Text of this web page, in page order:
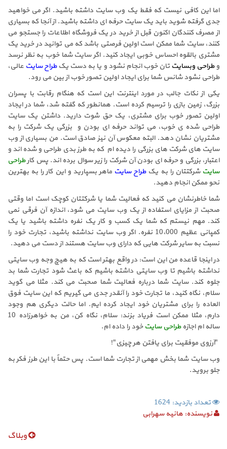
اما این کافی نیست که فقط یک وب سایت داشته باشید. اگر می خواهید
جدی گرفته شوید باید یک سایت حرفه ای داشته باشید. از آنجا که بسیاری
از مصرف کنندگان اکنون قبل از خرید در یک فروشگاه اطلاعات را جستجو می
کنند، سایت شما ممکن است اولین فرصتی باشد که می توانید در خرید یک
مشتری بالقوه احساس خوبی ایجاد کنید. اگر سایت شما خوب به نظر نرسد
وطراحی وبسایت تان خوب انجام نشود و یا به دست یکطراح سایت عالی،
طراحی نشود شانس شما برای ایجاد اولین تصور خوب از بین می رود.
یکی از نکات جالب در مورد اینترنت این است که هنگام رقابت با پسران
بزرگ، زمین بازی را ترسیم کرده است. همانطور که گفته شد، شما در ایجاد
اولین تصور خوب برای مشتری، یک حق شوت دارید. داشتن یک سایت
طراحی شده ی خوب، می تواند حرفه ای بودن و بزرگی یک شرکت را به
مشتریان نشان دهد. البته معکوس آن نیز صادق است. من بسیاری از وب
سایت های شرکت های بزرگی را دیده ام که به طرز بدی طراحی و شده اند و
اعتبار، بزرگی و حرفه ای بودن آن شرکت را زیر سوال برده اند. پس کارطراحی
سایت شرکتتان را به یکطراح سایت ماهر بسپارید و این کار را به بهترین
نحو ممکن انجام دهید.
شما خاطرنشان می کنید که فعالیت شما یا شرکتتان کوچک است اما وقتی
صحبت از مزایای استفاده از یک وب سایت می شود، اندازه آن فرقی نمی
کند. مهم نیستم که شما یک کسب و کار یک نفره داشته باشید یا یک
کمپانی عظیم 10،000 نفره. اگر وب سایت نداشته باشید، تجارت خود را
نسبت به سایر شرکت هایی که دارای وب سایت هستند از دست می دهید.
در اینجا قاعده من این است: در واقع بهتر است که به هیچ وجه وب سایتی
نداشته باشیم تا وب سایتی داشته باشیم که باعث شود تجارت شما بد
جلوه کند. سایت شما درباره فعالیت شما صحبت می کند. مثلا می گوید
سلام، نگاه کنید، ما تجارت خود را آنقدر جدی می گیریم که این سایت فوق
العاده را برای مشتریان خود ایجاد کرده ایم. اما حالت دیگری هم وجود
دارم، مثلا ممکن است فریاد بزند: سلام، نگاه کن، من به خواهرزاده 10
ساله ام اجازهطراحی سایتخود را داده ام.
"آرزوی موفقیت برای یافتن هر چیزی"!
وب سایت شما بخش مهمی از تجارت شما است. پس حتماً با این طرز فکر به
جلو بروید.
تعداد بازدید: 1624
نویسنده: هانیه سهرابی
وبلاگ